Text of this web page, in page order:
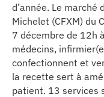
l’éditeur
d’année. Le marché
Michelet (CFXM) du
7 décembre de 12h
médecins,
confectionnent et
la recette sert à
patient. 13 services